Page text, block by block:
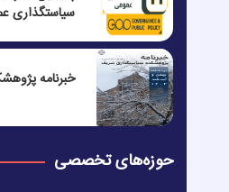
سياستگذاری
خبرنامه
حوزه‌های تخصصی